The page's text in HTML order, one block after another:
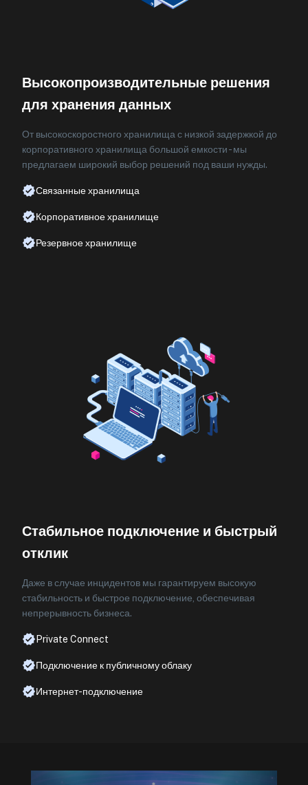
Высокопроизводительные решения
для хранения данных
От высокоскоростного хранилища с низкой задержкой до
корпоративного хранилища большой емкости - мы
предлагаем широкий выбор решений под ваши нужды.
Связанные хранилища
Корпоративное хранилище
Резервное хранилище
Стабильное подключение и быстрый
отклик
Даже в случае инцидентов мы гарантируем высокую
стабильность и быстрое подключение, обеспечивая
непрерывность бизнеса.
Private Connect
Подключение к публичному облаку
Интернет-подключение